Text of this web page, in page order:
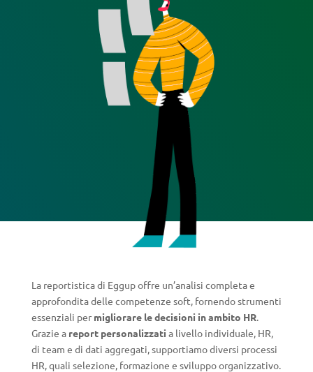
La reportistica di Eggup offre un’analisi completa e
approfondita delle competenze soft, fornendo strumenti
essenziali per migliorare le decisioni in ambito HR.
Grazie a report personalizzati a livello individuale, HR,
di team e di dati aggregati, supportiamo diversi processi
HR, quali selezione, formazione e sviluppo organizzativo.